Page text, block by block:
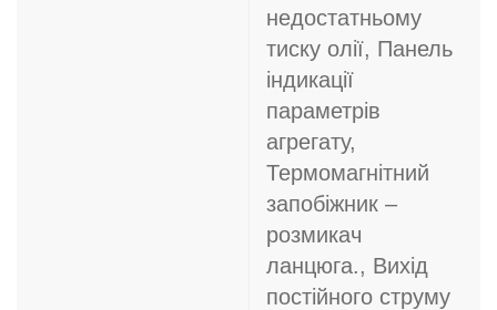
недостатньому
тиску олії, Панель
індикації
параметрів
агрегату,
Термомагнітний
запобіжник –
розмикач
ланцюга., Вихід
постійного струму